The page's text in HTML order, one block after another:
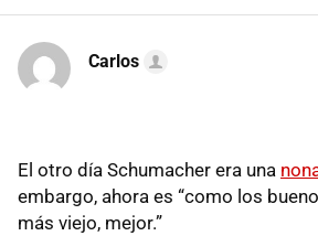
Carlos
El otro día Schumacher era una
embargo, ahora es “como los
más viejo, mejor.”